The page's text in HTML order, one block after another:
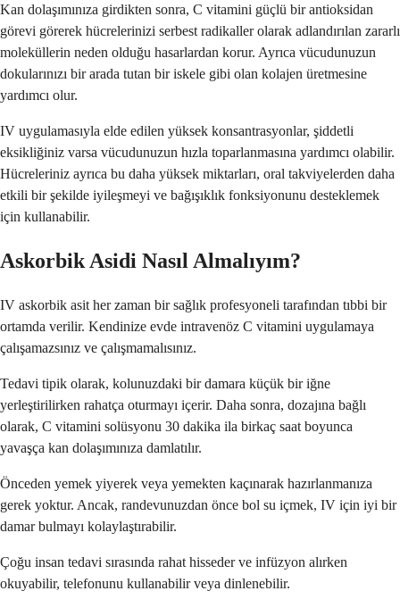
Kan dolaşımınıza girdikten sonra, C vitamini güçlü bir antioksidan
görevi görerek hücrelerinizi serbest radikaller olarak adlandırılan zararlı
moleküllerin neden olduğu hasarlardan korur. Ayrıca vücudunuzun
dokularınızı bir arada tutan bir iskele gibi olan kolajen üretmesine
yardımcı olur.
IV uygulamasıyla elde edilen yüksek konsantrasyonlar, şiddetli
eksikliğiniz varsa vücudunuzun hızla toparlanmasına yardımcı olabilir.
Hücreleriniz ayrıca bu daha yüksek miktarları, oral takviyelerden daha
etkili bir şekilde iyileşmeyi ve bağışıklık fonksiyonunu desteklemek
için kullanabilir.
Askorbik Asidi Nasıl Almalıyım?
IV askorbik asit her zaman bir sağlık profesyoneli tarafından tıbbi bir
ortamda verilir. Kendinize evde intravenöz C vitamini uygulamaya
çalışamazsınız ve çalışmamalısınız.
Tedavi tipik olarak, kolunuzdaki bir damara küçük bir iğne
yerleştirilirken rahatça oturmayı içerir. Daha sonra, dozajına bağlı
olarak, C vitamini solüsyonu 30 dakika ila birkaç saat boyunca
yavaşça kan dolaşımınıza damlatılır.
Önceden yemek yiyerek veya yemekten kaçınarak hazırlanmanıza
gerek yoktur. Ancak, randevunuzdan önce bol su içmek, IV için iyi bir
damar bulmayı kolaylaştırabilir.
Çoğu insan tedavi sırasında rahat hisseder ve infüzyon alırken
okuyabilir, telefonunu kullanabilir veya dinlenebilir.